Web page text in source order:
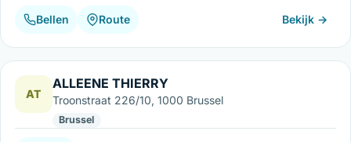
Bellen Route Bekijk →
AT
ALLEENE THIERRY
Troonstraat 226/10, 1000 Brussel
Brussel